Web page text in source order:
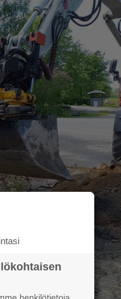
henkilötietoja